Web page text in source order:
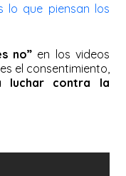
lo que piensan los
no” en los videos
el consentimiento,
luchar contra la